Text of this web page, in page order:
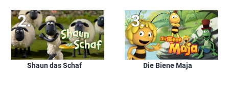
Shaun das Schaf Die Biene Maja